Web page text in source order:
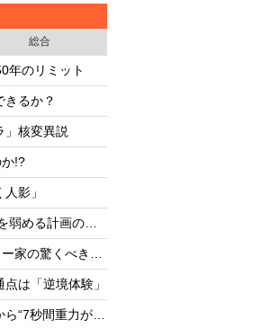
総合
年のリミット
きるか？
」核変異説
!?
影」
は「逆境体験」